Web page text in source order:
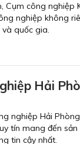
Cụm công nghiệp
nghiệp không
quốc gia.
Hải
nghiệp Hải
tín mang đến
tin cậy nhất.